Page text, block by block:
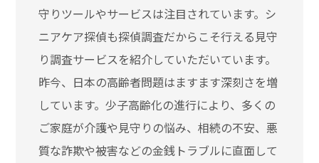
守りツールやサービスは注目されています。シ
ニアケア探偵も探偵調査だからこそ行える見守
り調査サービスを紹介していただいています。
昨今、日本の高齢者問題はますます深刻さを増
しています。少子高齢化の進行により、多くの
ご家庭が介護や見守りの悩み、相続の不安、悪
質な詐欺や被害などの金銭トラブルに直面して